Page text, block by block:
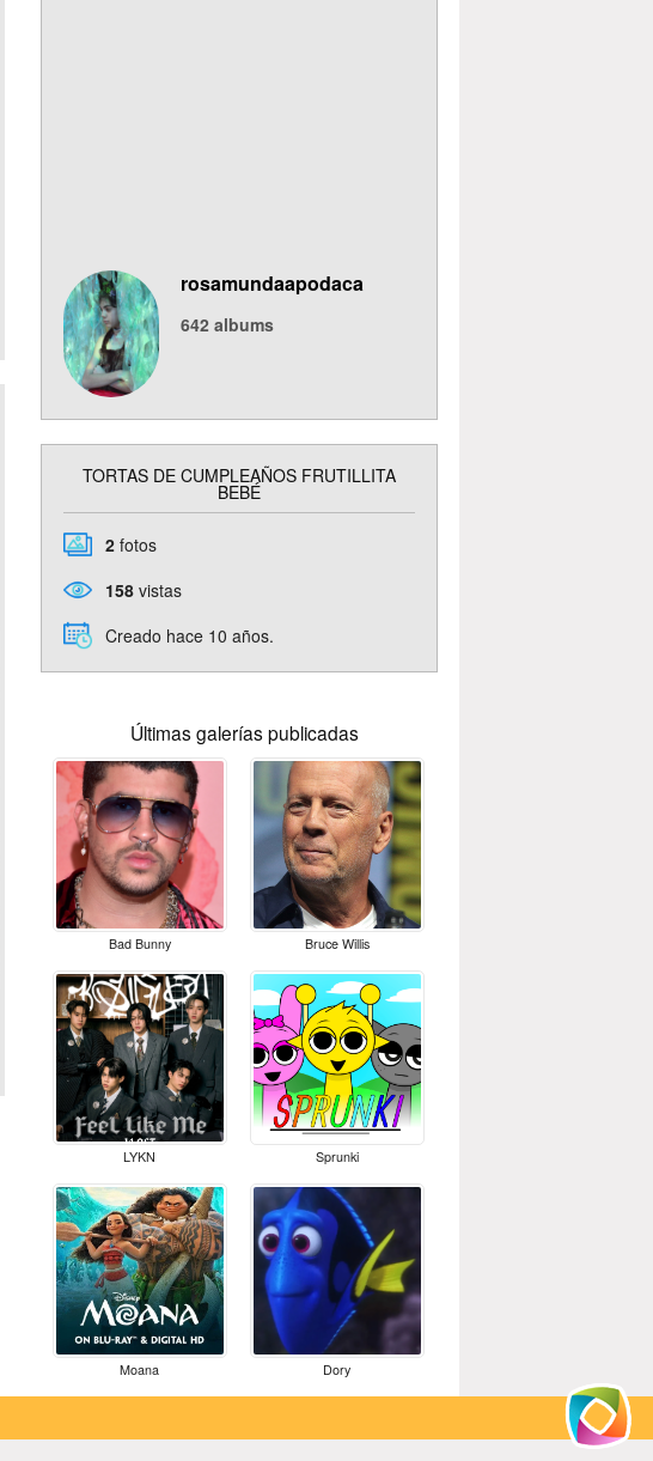
rosamundaapodaca
642 albums
TORTAS DE CUMPLEAÑOS FRUTILLITA
BEBÉ
2 fotos
158 vistas
Creado hace 10 años.
Últimas galerías publicadas
Bad Bunny Bruce Willis
LYKN Sprunki
Moana Dory